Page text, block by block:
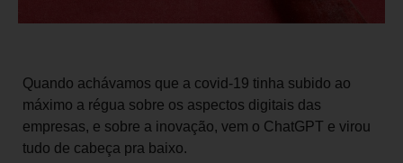
Quando achávamos que a covid-19 tinha subido ao
máximo a régua sobre os aspectos digitais das
empresas, e sobre a inovação, vem o ChatGPT e virou
tudo de cabeça pra baixo.